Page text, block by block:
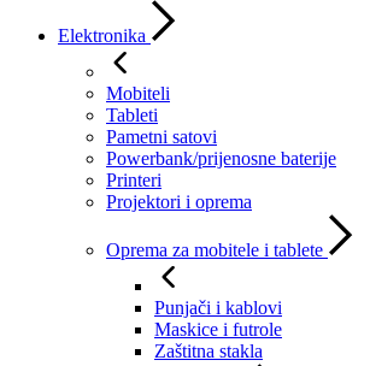
Elektronika
Mobiteli
Tableti
Pametni satovi
Powerbank/prijenosne baterije
Printeri
Projektori i oprema
Oprema za mobitele i tablete
Punjači i kablovi
Maskice i futrole
Zaštitna stakla